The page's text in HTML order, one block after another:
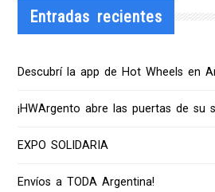
Entradas recientes
Descubrí la app de Hot Wheels en
¡HWArgento abre las puertas de su
EXPO SOLIDARIA
Envíos a TODA Argentina!